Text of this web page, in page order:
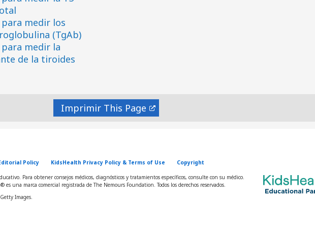
medir los
(TgAb)
medir la
de la tiroides
Imprimir
Policy KidsHealth Privacy Policy & Terms of Use Copyright
Para obtener consejos médicos, diagnósticos y tratamientos específicos, consulte con su médico.
una marca comercial registrada de The Nemours Foundation. Todos los derechos reservados.
Images.